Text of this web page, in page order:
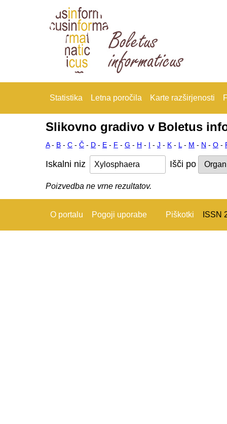
Statistika Letna poročila Karte razširjenosti
Slikovno gradivo v Boletus
A- B - C - Č - D - E - F - G - H - I - J - K - L - M - N - O -
Iskalni niz Išči po
Poizvedba ne vrne rezultatov.
O portalu Pogoji uporabe Piškotki ISSN